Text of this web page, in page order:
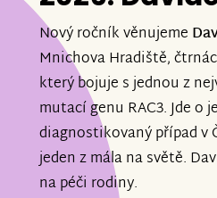
Nový ročník věnujeme
Mnichova Hradiště,
který bojuje s jednou z
mutací genu RAC3. Jde o
diagnostikovaný případ v
jeden z mála na světě.
na péči rodiny.